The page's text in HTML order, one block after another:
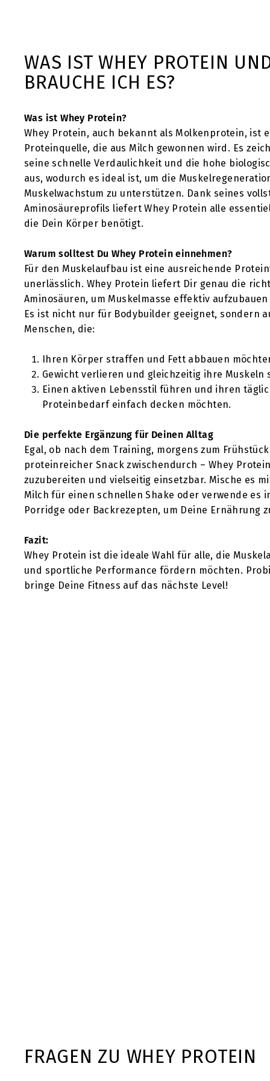
0
WAS IST WHEY PROTEIN
BRAUCHE ICH ES?
Was ist Whey Protein?
Whey Protein, auch bekannt als Molkenprotein, ist
Proteinquelle, die aus Milch gewonnen wird. Es
seine schnelle Verdaulichkeit und die hohe
aus, wodurch es ideal ist, um die
Muskelwachstum zu unterstützen. Dank seines
Aminosäureprofils liefert Whey Protein alle
die Dein Körper benötigt.
Warum solltest Du Whey Protein einnehmen?
Für den Muskelaufbau ist eine ausreichende
unerlässlich. Whey Protein liefert Dir genau die
Aminosäuren, um Muskelmasse effektiv
Es ist nicht nur für Bodybuilder geeignet, sondern
Menschen, die:
Ihren Körper straffen und Fett abbauen
Gewicht verlieren und gleichzeitig ihre Muskeln
Einen aktiven Lebensstil führen und ihren
Proteinbedarf einfach decken möchten.
Die perfekte Ergänzung für Deinen Alltag
Egal, ob nach dem Training, morgens zum
proteinreicher Snack zwischendurch – Whey
zuzubereiten und vielseitig einsetzbar. Mische es
Milch für einen schnellen Shake oder verwende es
Porridge oder Backrezepten, um Deine Ernährung
Fazit:
Whey Protein ist die ideale Wahl für alle, die
und sportliche Performance fördern möchten.
bringe Deine Fitness auf das nächste Level!
FRAGEN ZU WHEY PROTEIN